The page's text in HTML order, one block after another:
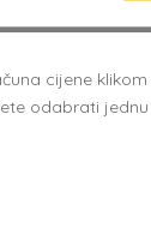
cijene
odabrati